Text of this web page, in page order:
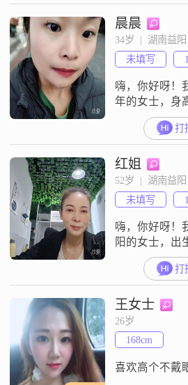
阳工作
到12000元之
##3002##我性
率坦诚地表达
保持着乐观积
##3002##
晨晨
34岁  |  湖南益
未填写
嗨，你好呀！
年的女士，身
在益阳工作，
以下
##3002##我性
生活中很注重
他人的感受
的习惯，会在
的剧情里，放
打
红姐
52岁  |  湖南益
未填写
嗨，你好呀！
阳的女士，出
积极乐观，
每一天
相处，与人交
计较一时的得
每月在3000元
但我知足常乐
每一份简单快
打
王女士
26岁
168cm
喜欢高个不戴